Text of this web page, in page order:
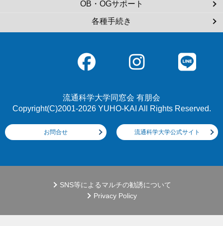
OB・OGサポート
各種手続き
流通科学大学同窓会 有朋会
Copyright(C)2001-2026 YUHO-KAI All Rights Reserved.
お問合せ 流通科学大学公式サイト
SNS等によるマルチの勧誘について
Privacy Policy